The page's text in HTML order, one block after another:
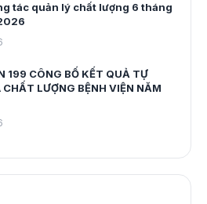
tác quản lý chất lượng 6 tháng
199 CÔNG BỐ KẾT QUẢ TỰ
LƯỢNG BỆNH VIỆN NĂM